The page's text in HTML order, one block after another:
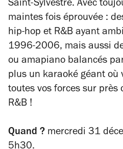
Saint-Sylvestre. Avec
maintes fois éprouvée :
hip-hop et R&B ayant
1996-2006, mais aussi
ou amapiano balancés
plus un karaoké géant où
toutes vos forces sur
R&B !
Quand ? mercredi 31
5h30.